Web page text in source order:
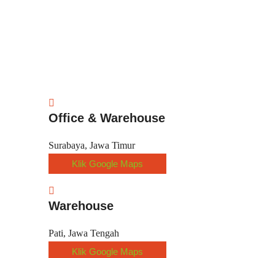
Office & Warehouse
Surabaya, Jawa Timur
Klik Google Maps
Warehouse
Pati, Jawa Tengah
Klik Google Maps